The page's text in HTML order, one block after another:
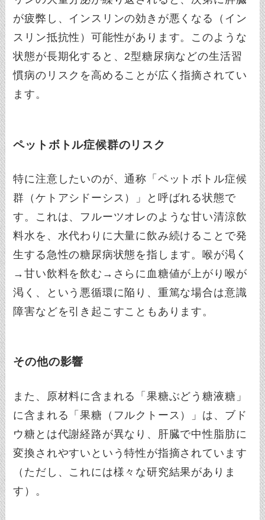
が疲弊し、インスリンの効きが悪くなる（イン
スリン抵抗性）可能性があります。このような
状態が長期化すると、2型糖尿病などの生活習
慣病のリスクを高めることが広く指摘されてい
ます。
ペットボトル症候群のリスク
特に注意したいのが、通称「ペットボトル症候
群（ケトアシドーシス）」と呼ばれる状態で
す。これは、フルーツオレのような甘い清涼飲
料水を、水代わりに大量に飲み続けることで発
生する急性の糖尿病状態を指します。喉が渇く
→甘い飲料を飲む→さらに血糖値が上がり喉が
渇く、という悪循環に陥り、重篤な場合は意識
障害などを引き起こすこともあります。
その他の影響
また、原材料に含まれる「果糖ぶどう糖液糖」
に含まれる「果糖（フルクトース）」は、ブド
ウ糖とは代謝経路が異なり、肝臓で中性脂肪に
変換されやすいという特性が指摘されています
（ただし、これには様々な研究結果がありま
す）。